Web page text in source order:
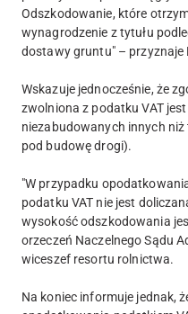
Odszkodowanie, które
wynagrodzenie z tytułu
dostawy gruntu" – przyznaje
Wskazuje jednocześnie, że
zwolniona z podatku VAT
niezabudowanych innych
pod budowę drogi).
"W przypadku
podatku VAT nie jest
wysokość odszkodowania
orzeczeń Naczelnego Sądu
wiceszef resortu rolnictwa.
Na koniec informuje jednak,